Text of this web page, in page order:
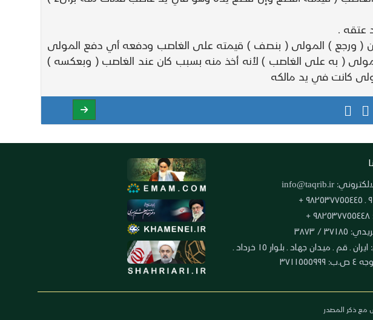
.
( ورجع ) المولى ( بنصف ) قيمته على الغاصب ودفعه أي دفع المولى
( به على الغاصب ) لأنه أخذ منه بسبب كان عند الغاصب ( وبعكسه )
كانت في يد مالكه
info@taqrib.ir
/ ٣٨٧٣
العنوان: ايران ـ قم ـ ميدان جهاد ـ بلوار ١٥ خرداد ـ
مع ذكر المصدر